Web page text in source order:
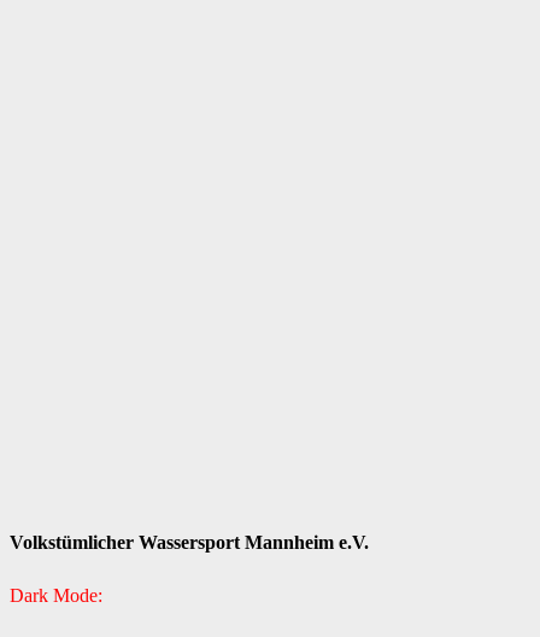
Volkstümlicher Wassersport Mannheim e.V.
Dark Mode: